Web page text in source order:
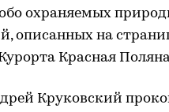
охраняемых
описанных на
Красная
Круковский